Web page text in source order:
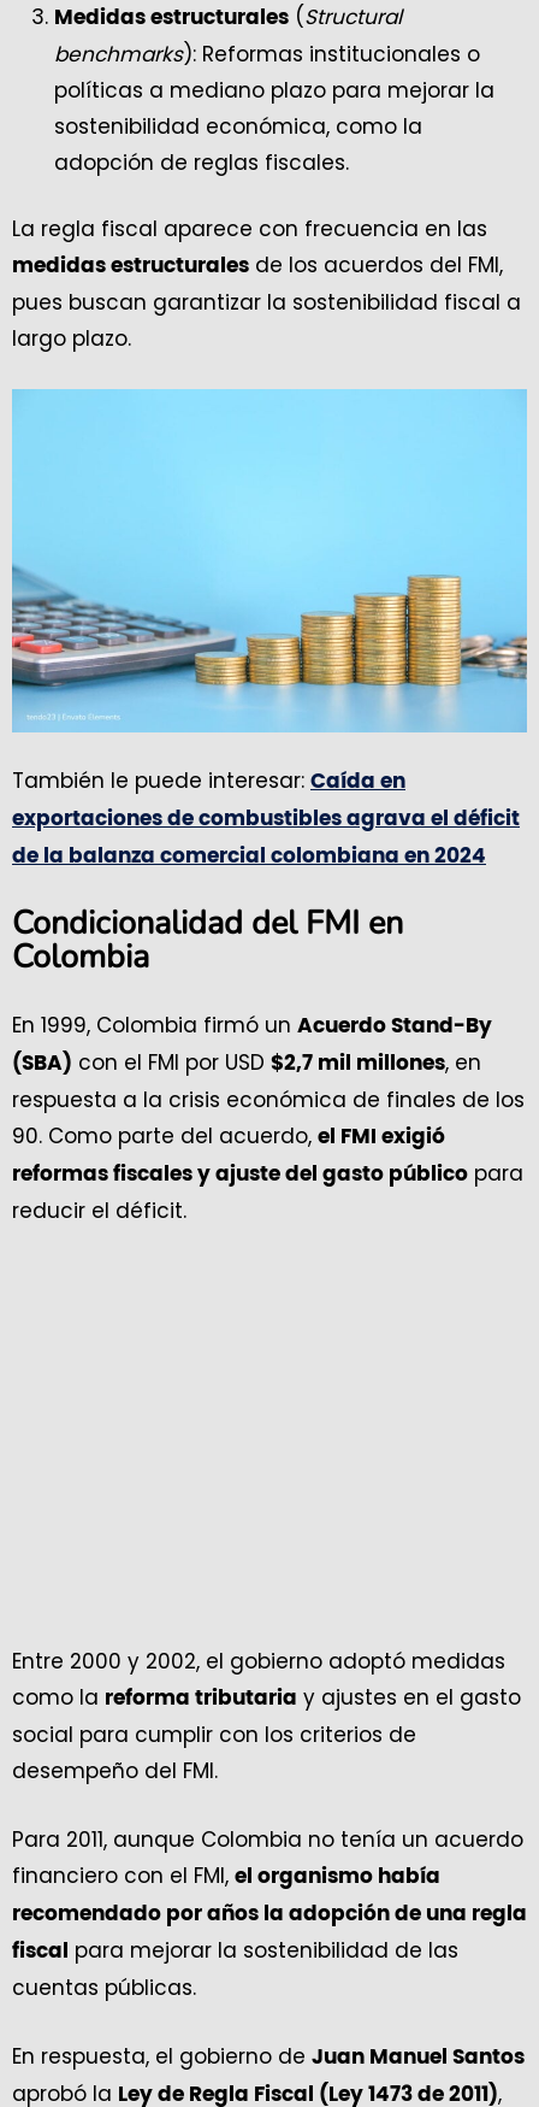
Medidas estructurales (Structural
benchmarks): Reformas institucionales o
políticas a mediano plazo para mejorar la
sostenibilidad económica, como la
adopción de reglas fiscales.
La regla fiscal aparece con frecuencia en las
medidas estructurales de los acuerdos del FMI,
pues buscan garantizar la sostenibilidad fiscal a
largo plazo.
También le puede interesar: Caída en
exportaciones de combustibles agrava el déficit
de la balanza comercial colombiana en 2024
Condicionalidad del FMI en
Colombia
En 1999, Colombia firmó un Acuerdo Stand-By
(SBA) con el FMI por USD $2,7 mil millones, en
respuesta a la crisis económica de finales de los
90. Como parte del acuerdo, el FMI exigió
reformas fiscales y ajuste del gasto público para
reducir el déficit.
Entre 2000 y 2002, el gobierno adoptó medidas
como la reforma tributaria y ajustes en el gasto
social para cumplir con los criterios de
desempeño del FMI.
Para 2011, aunque Colombia no tenía un acuerdo
financiero con el FMI, el organismo había
recomendado por años la adopción de una regla
fiscal
para mejorar la sostenibilidad de las
cuentas públicas.
En respuesta, el gobierno de Juan Manuel Santos
aprobó la Ley de Regla Fiscal (Ley 1473 de 2011),